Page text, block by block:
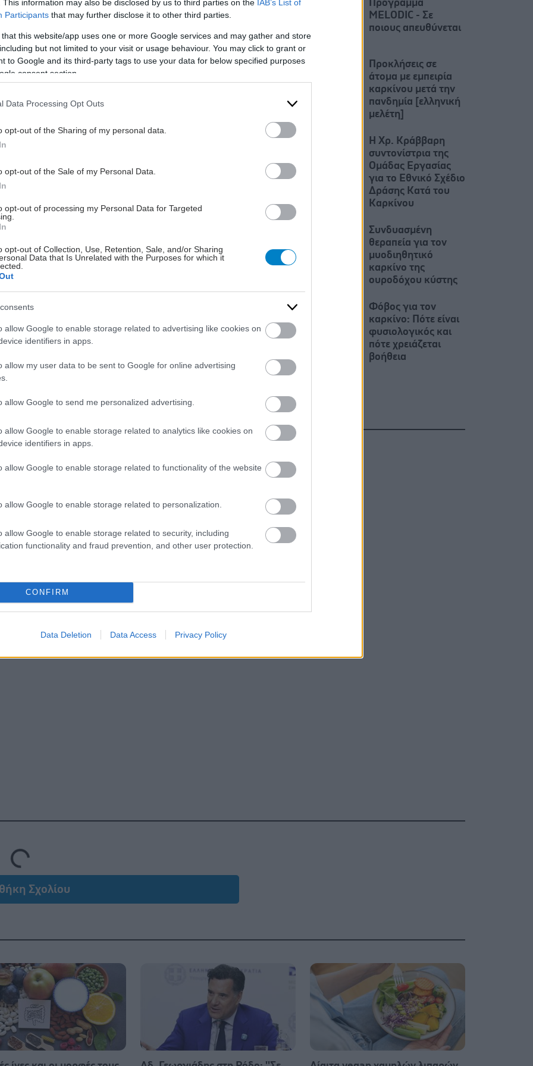
This information may also be disclosed by us to third parties on the IAB’s List of
Participants that may further disclose it to other third parties.
that this website/app uses one or more Google services and may gather and store
but not limited to your visit or usage behaviour. You may click to grant or
to Google and its third-party tags to use your data for below specified purposes
consent section.
Data Processing Opt Outs
opt-out of the Sharing of my personal data.
opt-out of the Sale of my Personal Data.
opt-out of processing my Personal Data for Targeted
opt-out of Collection, Use, Retention, Sale, and/or Sharing
Data that Is Unrelated with the Purposes for which it
allow Google to enable storage related to advertising like cookies on
identifiers in apps.
allow my user data to be sent to Google for online advertising
allow Google to send me personalized advertising.
allow Google to enable storage related to analytics like cookies on
identifiers in apps.
allow Google to enable storage related to functionality of the website
allow Google to enable storage related to personalization.
allow Google to enable storage related to security, including
functionality and fraud prevention, and other user protection.
CONFIRM
Data Deletion Data Access Privacy Policy
δόση 400 mg, (2 χάπια των 200 mg).
το iatronet.gr στο Discover
σήμερα
στη Ρόδο: ''Σε ενάμιση χρόνο, το νοσοκομείο θα
προσωπικού
η ποσότητα του φαγητού [μελέτη]
Πρόγραμμα
MELODIC - Σε
ποιους απευθύνεται
Προκλήσεις σε
άτομα με εμπειρία
καρκίνου μετά την
πανδημία [ελληνική
μελέτη]
Η Χρ. Κράββαρη
συντονίστρια της
Ομάδας Εργασίας
για το Εθνικό Σχέδιο
Δράσης Κατά του
Καρκίνου
Συνδυασμένη
θεραπεία για τον
μυοδιηθητικό
καρκίνο της
ουροδόχου κύστης
Φόβος για τον
καρκίνο: Πότε είναι
φυσιολογικός και
πότε χρειάζεται
βοήθεια
Loading...
Σχολίου